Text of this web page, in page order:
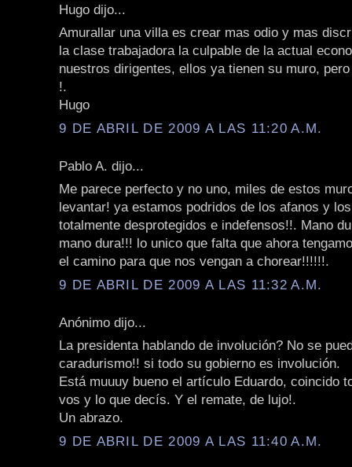
Hugo dijo...
Amurallar una villa es crear mas odio y mas
la clase trabajadora la culpable de la actual
nuestros dirigentes, ellos ya tienen su muro,
!.
Hugo
9 DE ABRIL DE 2009 A LAS 11:20 A.M.
Pablo A. dijo...
Me parece perfecto y no uno, miles de estos
levantar! ya estamos podridos de los afanos y
totalmente desprotegidos e indefensos!!. Mano
mano dura!!! lo unico que falta que ahora
el camino para que nos vengan a chorear!!!!!!.
9 DE ABRIL DE 2009 A LAS 11:32 A.M.
Anónimo dijo...
La presidenta hablando de involución? No se
caradurismo!! si todo su gobierno es involución.
Está muuuy bueno el artículo Eduardo, coincido
vos y lo que decís. Y el remate, de lujo!.
Un abrazo.
9 DE ABRIL DE 2009 A LAS 11:40 A.M.